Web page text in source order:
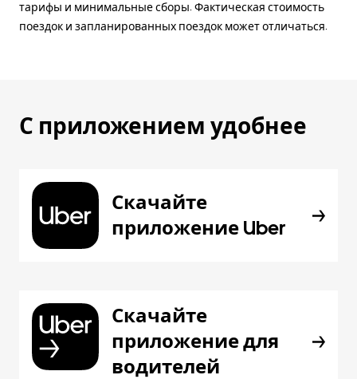
тарифы и минимальные сборы. Фактическая стоимость
поездок и запланированных поездок может отличаться.
С приложением удобнее
Скачайте
приложение Uber
Скачайте
приложение для
водителей